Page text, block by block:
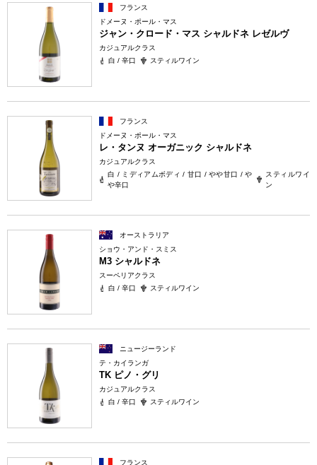
フランス
ドメーヌ・ポール・マス
ジャン・クロード・マス シャルドネ レゼルヴ
カジュアルクラス
白 / 辛口
スティルワイン
フランス
ドメーヌ・ポール・マス
レ・タンヌ オーガニック シャルドネ
カジュアルクラス
白 / ミディアムボディ / 甘口 / やや甘口 / や
や辛口
スティルワイ
ン
オーストラリア
ショウ・アンド・スミス
M3 シャルドネ
スーペリアクラス
白 / 辛口
スティルワイン
ニュージーランド
テ・カイランガ
TK ピノ・グリ
カジュアルクラス
白 / 辛口
スティルワイン
フランス